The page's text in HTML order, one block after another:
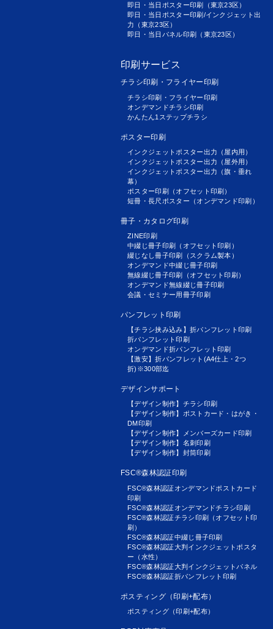
即日・当日ポスター印刷（東京23区）
即日・当日ポスター印刷/インクジェット出
力（東京23区）
即日・当日パネル印刷（東京23区）
印刷サービス
チラシ印刷・フライヤー印刷
チラシ印刷・フライヤー印刷
オンデマンドチラシ印刷
かんたん1ステップチラシ
ポスター印刷
インクジェットポスター出力（屋内用）
インクジェットポスター出力（屋外用）
インクジェットポスター出力（旗・垂れ
幕）
ポスター印刷（オフセット印刷）
短冊・長尺ポスター（オンデマンド印刷）
冊子・カタログ印刷
ZINE印刷
中綴じ冊子印刷（オフセット印刷）
綴じなし冊子印刷（スクラム製本）
オンデマンド中綴じ冊子印刷
無線綴じ冊子印刷（オフセット印刷）
オンデマンド無線綴じ冊子印刷
会議・セミナー用冊子印刷
パンフレット印刷
【チラシ挟み込み】折パンフレット印刷
折パンフレット印刷
オンデマンド折パンフレット印刷
【激安】折パンフレット(A4仕上・2つ
折)※300部迄
デザインサポート
【デザイン制作】チラシ印刷
【デザイン制作】ポストカード・はがき・
DM印刷
【デザイン制作】メンバーズカード印刷
【デザイン制作】名刺印刷
【デザイン制作】封筒印刷
FSC®森林認証印刷
FSC®森林認証オンデマンドポストカード
印刷
FSC®森林認証オンデマンドチラシ印刷
FSC®森林認証チラシ印刷（オフセット印
刷）
FSC®森林認証中綴じ冊子印刷
FSC®森林認証大判インクジェットポスタ
ー（水性）
FSC®森林認証大判インクジェットパネル
FSC®森林認証折パンフレット印刷
ポスティング（印刷+配布）
ポスティング（印刷+配布）